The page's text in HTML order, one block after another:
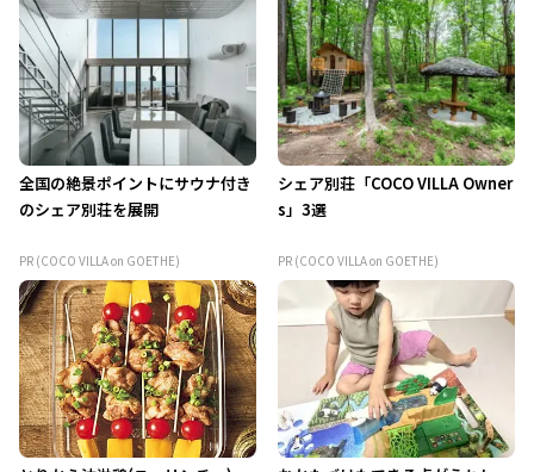
全国の絶景ポイントにサウナ付き
のシェア別荘を展開
PR (COCO VILLA on GOETHE)
シェア別荘「COCO VILLA Owner
s」3選
PR (COCO VILLA on GOETHE)